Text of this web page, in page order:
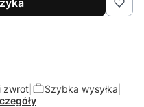
zwrot| Szybka wysyłka